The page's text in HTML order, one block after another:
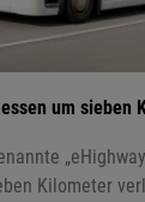
um sieben
Kilometer